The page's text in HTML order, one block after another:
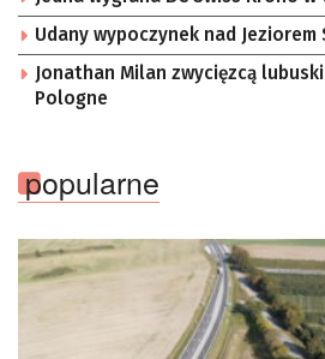
Udany wypoczynek nad Jeziorem
Jonathan Milan zwycięzcą
Pologne
popularne